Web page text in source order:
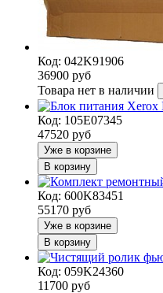
Код: 042K91906
36900 руб
Товара нет в наличии
Код: 105E07345
47520 руб
Уже в корзине
В корзину
Код: 600K83451
55170 руб
Уже в корзине
В корзину
Код: 059K24360
11700 руб